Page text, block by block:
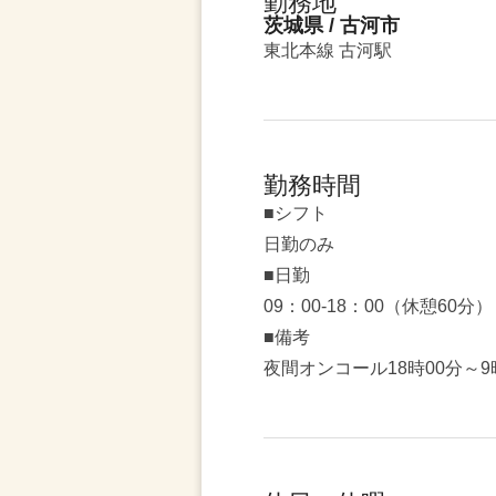
茨城県 / 古河市
東北本線 古河駅
勤務時間
■シフト
日勤のみ
■日勤
09：00-18：00（休憩60分）
■備考
夜間オンコール18時00分～9